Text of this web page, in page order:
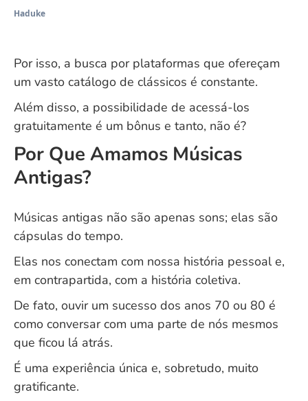
Haduke
Por isso, a busca por plataformas que ofereçam
um vasto catálogo de clássicos é constante.
Além disso, a possibilidade de acessá-los
gratuitamente é um bônus e tanto, não é?
Por Que Amamos Músicas
Antigas?
Músicas antigas não são apenas sons; elas são
cápsulas do tempo.
Elas nos conectam com nossa história pessoal e,
em contrapartida, com a história coletiva.
De fato, ouvir um sucesso dos anos 70 ou 80 é
como conversar com uma parte de nós mesmos
que ficou lá atrás.
É uma experiência única e, sobretudo, muito
gratificante.